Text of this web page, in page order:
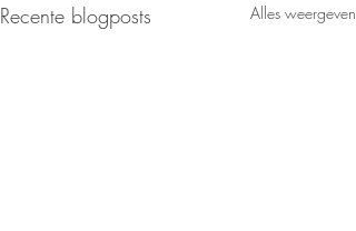
Recente blogposts Alles weergeven